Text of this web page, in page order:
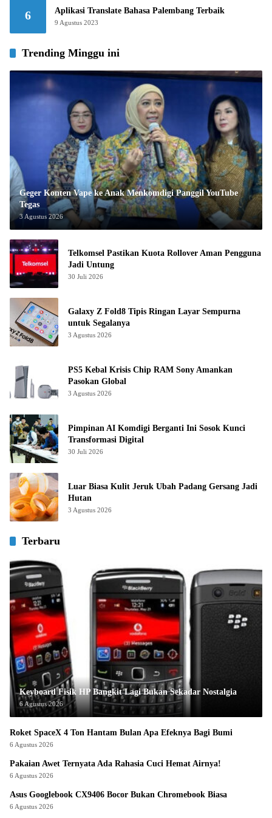
6 Aplikasi Translate Bahasa Palembang Terbaik
9 Agustus 2023
Trending Minggu ini
Geger Konten Vape ke Anak Menkomdigi Panggil YouTube
Tegas
3 Agustus 2026
Telkomsel Pastikan Kuota Rollover Aman Pengguna
Jadi Untung
30 Juli 2026
Galaxy Z Fold8 Tipis Ringan Layar Sempurna
untuk Segalanya
3 Agustus 2026
PS5 Kebal Krisis Chip RAM Sony Amankan
Pasokan Global
3 Agustus 2026
Pimpinan AI Komdigi Berganti Ini Sosok Kunci
Transformasi Digital
30 Juli 2026
Luar Biasa Kulit Jeruk Ubah Padang Gersang Jadi
Hutan
3 Agustus 2026
Terbaru
Keyboard Fisik HP Bangkit Lagi Bukan Sekadar Nostalgia
6 Agustus 2026
Roket SpaceX 4 Ton Hantam Bulan Apa Efeknya Bagi Bumi
6 Agustus 2026
Pakaian Awet Ternyata Ada Rahasia Cuci Hemat Airnya!
6 Agustus 2026
Asus Googlebook CX9406 Bocor Bukan Chromebook Biasa
6 Agustus 2026